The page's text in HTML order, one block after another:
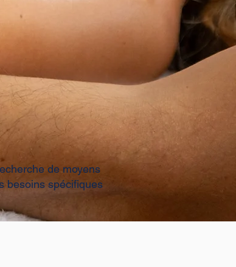
de moyens
besoins spécifiques